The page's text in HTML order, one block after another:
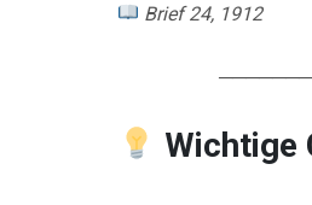
Brief 24, 1912
Wichtige